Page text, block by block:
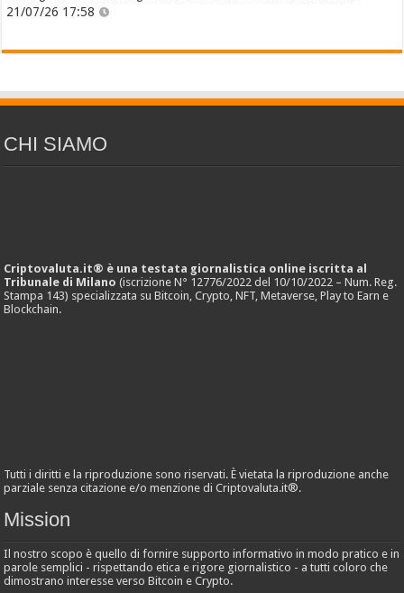
21/07/26 17:58
CHI SIAMO
Criptovaluta.it® è una testata giornalistica online iscritta al
Tribunale di Milano (iscrizione N° 12776/2022 del 10/10/2022 – Num. Reg.
Stampa 143) specializzata su Bitcoin, Crypto, NFT, Metaverse, Play to Earn e
Blockchain.
Tutti i diritti e la riproduzione sono riservati. È vietata la riproduzione anche
parziale senza citazione e/o menzione di Criptovaluta.it®.
Mission
Il nostro scopo è quello di fornire supporto informativo in modo pratico e in
parole semplici - rispettando etica e rigore giornalistico - a tutti coloro che
dimostrano interesse verso Bitcoin e Crypto.